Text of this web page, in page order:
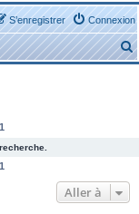
Connexion
S’enregistrer
e
1
1
Aller à